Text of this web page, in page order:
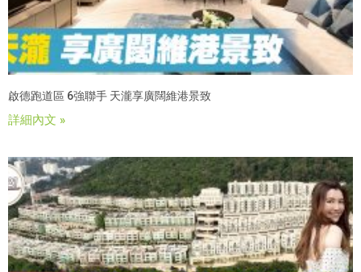
啟德跑道區 6強聯手 天瀧享廣闊維港景致
詳細內文 »